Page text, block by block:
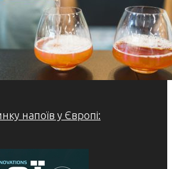
напоїв у Європі: